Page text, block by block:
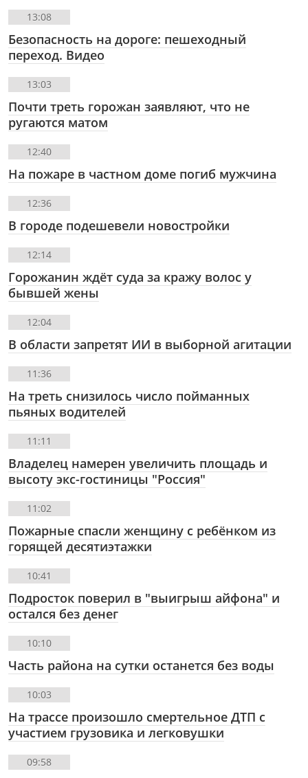
13:08
Безопасность на дороге: пешеходный
переход. Видео
13:03
Почти треть горожан заявляют, что не
ругаются матом
12:40
На пожаре в частном доме погиб мужчина
12:36
В городе подешевели новостройки
12:14
Горожанин ждёт суда за кражу волос у
бывшей жены
12:04
В области запретят ИИ в выборной агитации
11:36
На треть снизилось число пойманных
пьяных водителей
11:11
Владелец намерен увеличить площадь и
высоту экс-гостиницы "Россия"
11:02
Пожарные спасли женщину с ребёнком из
горящей десятиэтажки
10:41
Подросток поверил в "выигрыш айфона" и
остался без денег
10:10
Часть района на сутки останется без воды
10:03
На трассе произошло смертельное ДТП с
участием грузовика и легковушки
09:58